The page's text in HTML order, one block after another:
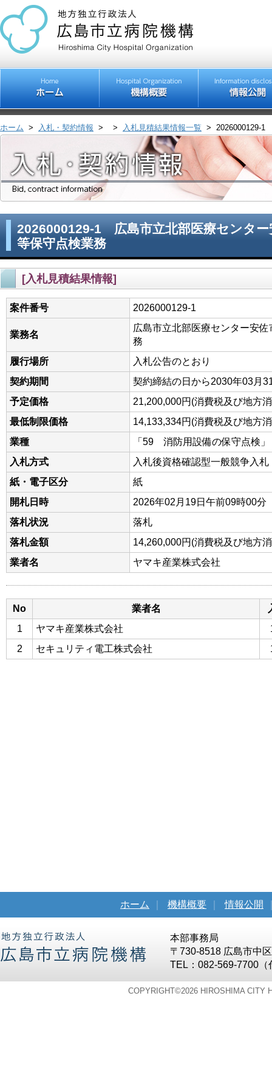
ホーム > 入札・契約情報 > > 入札見積結果情報一覧 > 2026000129-1
2026000129-1 広島市立北部医療センター
等保守点検業務
[入札見積結果情報]
案件番号 2026000129-1
業務名
広島市立北部医療センター安
務
履行場所
入札公告のとおり
契約期間
契約締結の日から2030年03月
予定価格
21,200,000円(消費税及び地方
最低制限価格
14,133,334円(消費税及び地方
業種
「59 消防用設備の保守点検」
入札方式
入札後資格確認型一般競争入札
紙・電子区分
紙
開札日時
2026年02月19日午前09時00分
落札状況
落札
落札金額
14,260,000円(消費税及び地方
業者名
ヤマキ産業株式会社
No 業者名
1
ヤマキ産業株式会社
2
セキュリティ電工株式会社
ホーム 機構概要 情報公開
本部事務局
〒730-8518 広島市中
TEL：082-569-7700
COPYRIGHT©2026 HIROSHIMA CITY